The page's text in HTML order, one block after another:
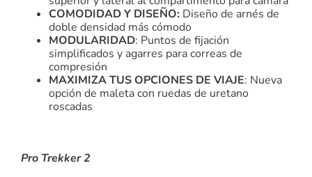
COMODIDAD Y DISEÑO: Diseño de arnés de
doble densidad más cómodo
MODULARIDAD: Puntos de fijación
simplificados y agarres para correas de
compresión
MAXIMIZA TUS OPCIONES DE VIAJE: Nueva
opción de maleta con ruedas de uretano
roscadas
Pro Trekker 2